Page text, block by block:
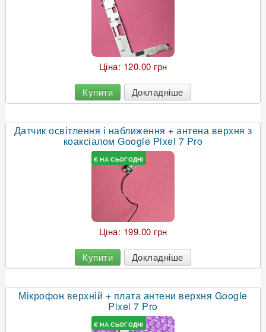
Ціна: 120.00 грн
Купити Докладніше
Датчик освітлення і наближення + антена верхня з
коаксіалом Google Pixel 7 Pro
Є НА СЬОГОДНІ
Ціна: 199.00 грн
Купити Докладніше
Мікрофон верхній + плата антени верхня Google
Pixel 7 Pro
Є НА СЬОГОДНІ